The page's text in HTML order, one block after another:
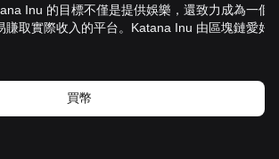
Inu 的目標不僅是提供娛樂，還致力成為一個
取實際收入的平台。 Katana Inu 由區塊鏈愛好
在此共存。
心是其NFT市場，是一個促進非同質化代幣
空間。該市場作為遊戲世界和數位藝術家之間的
取ETH、KATA（Katana Inu的原生代幣）、穩定
買幣